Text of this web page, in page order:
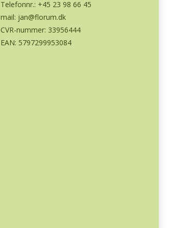
Telefonnr.: +45 23 98 66 45
mail: jan@florum.dk
CVR-nummer: 33956444
EAN: 5797299953084